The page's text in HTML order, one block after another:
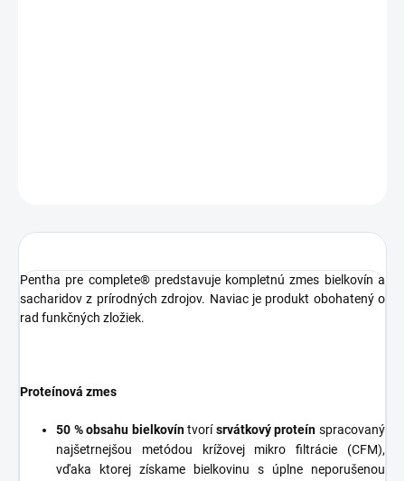
Pentha pre complete® predstavuje kompletnú zmes bielkovín a
sacharidov z prírodných zdrojov. Naviac je produkt obohatený o
rad funkčných zložiek.
Proteínová zmes
50 % obsahu bielkovíntvorísrvátkový proteín spracovaný
najšetrnejšou metódou krížovej mikro filtrácie (CFM),
vďaka ktorej získame bielkovinu s úplne neporušenou